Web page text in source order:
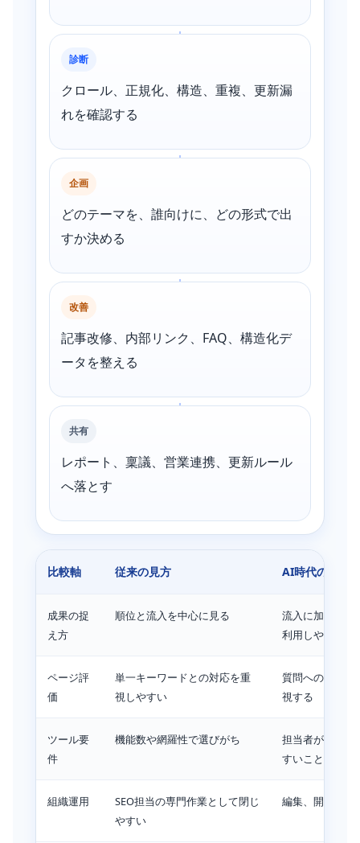
診断
クロール、正規化、構造、重複、更新漏
れを確認する
企画
どのテーマを、誰向けに、どの形式で出
すか決める
改善
記事改修、内部リンク、FAQ、構造化デ
ータを整える
共有
レポート、稟議、営業連携、更新ルール
へ落とす
比較軸 従来の見方 AI時代の見方
成果の捉
え方
順位と流入を中心に見る
流入に加え、引
利用しやすさも
ページ評
価
単一キーワードとの対応を重
視しやすい
質問への答え方
視する
ツール要
件
機能数や網羅性で選びがち
担当者が判断を
すいことを重視
組織運用
SEO担当の専門作業として閉じ
やすい
編集、開発、営